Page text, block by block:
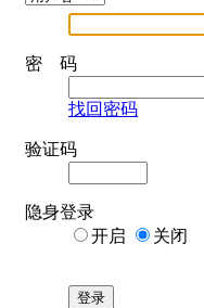
密 码
找回密码
验证码
隐身登录
开启
关闭
登录